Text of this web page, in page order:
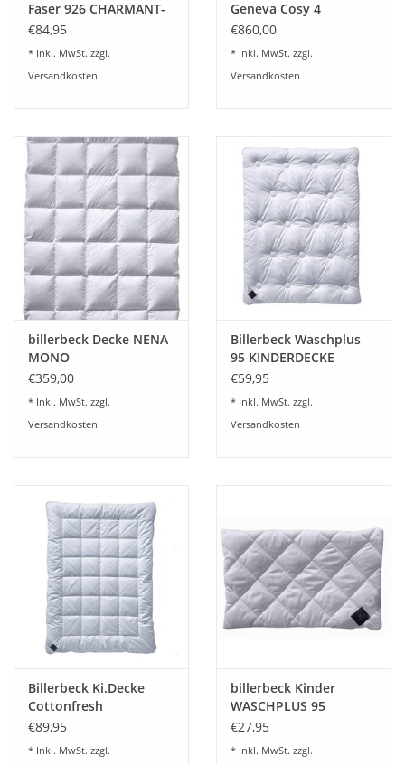
Faser 926 CHARMANT-
Superlight
€84,95
* Inkl. MwSt. zzgl.
Versandkosten
Geneva Cosy 4
€860,00
* Inkl. MwSt. zzgl.
Versandkosten
billerbeck Decke NENA
MONO
€359,00
* Inkl. MwSt. zzgl.
Versandkosten
Billerbeck Waschplus
95 KINDERDECKE
Superlight
€59,95
* Inkl. MwSt. zzgl.
Versandkosten
Billerbeck Ki.Decke
Cottonfresh
€89,95
* Inkl. MwSt. zzgl.
billerbeck Kinder
WASCHPLUS 95
FLACHKISSEN
€27,95
* Inkl. MwSt. zzgl.